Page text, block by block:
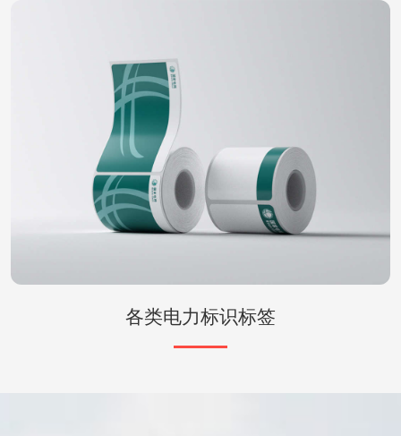
各类电力标识标签